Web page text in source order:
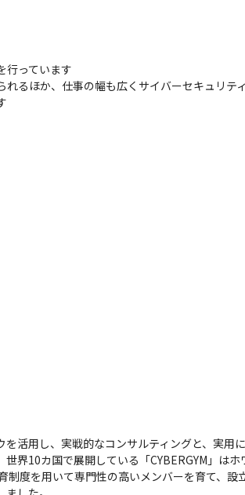
行っています
るほか、仕事の幅も広くサイバーセキュリテ
活用し、実戦的なコンサルティングと、実用
界10カ国で展開している「CYBERGYM」はホ
度を用いて専門性の高いメンバーを育て、